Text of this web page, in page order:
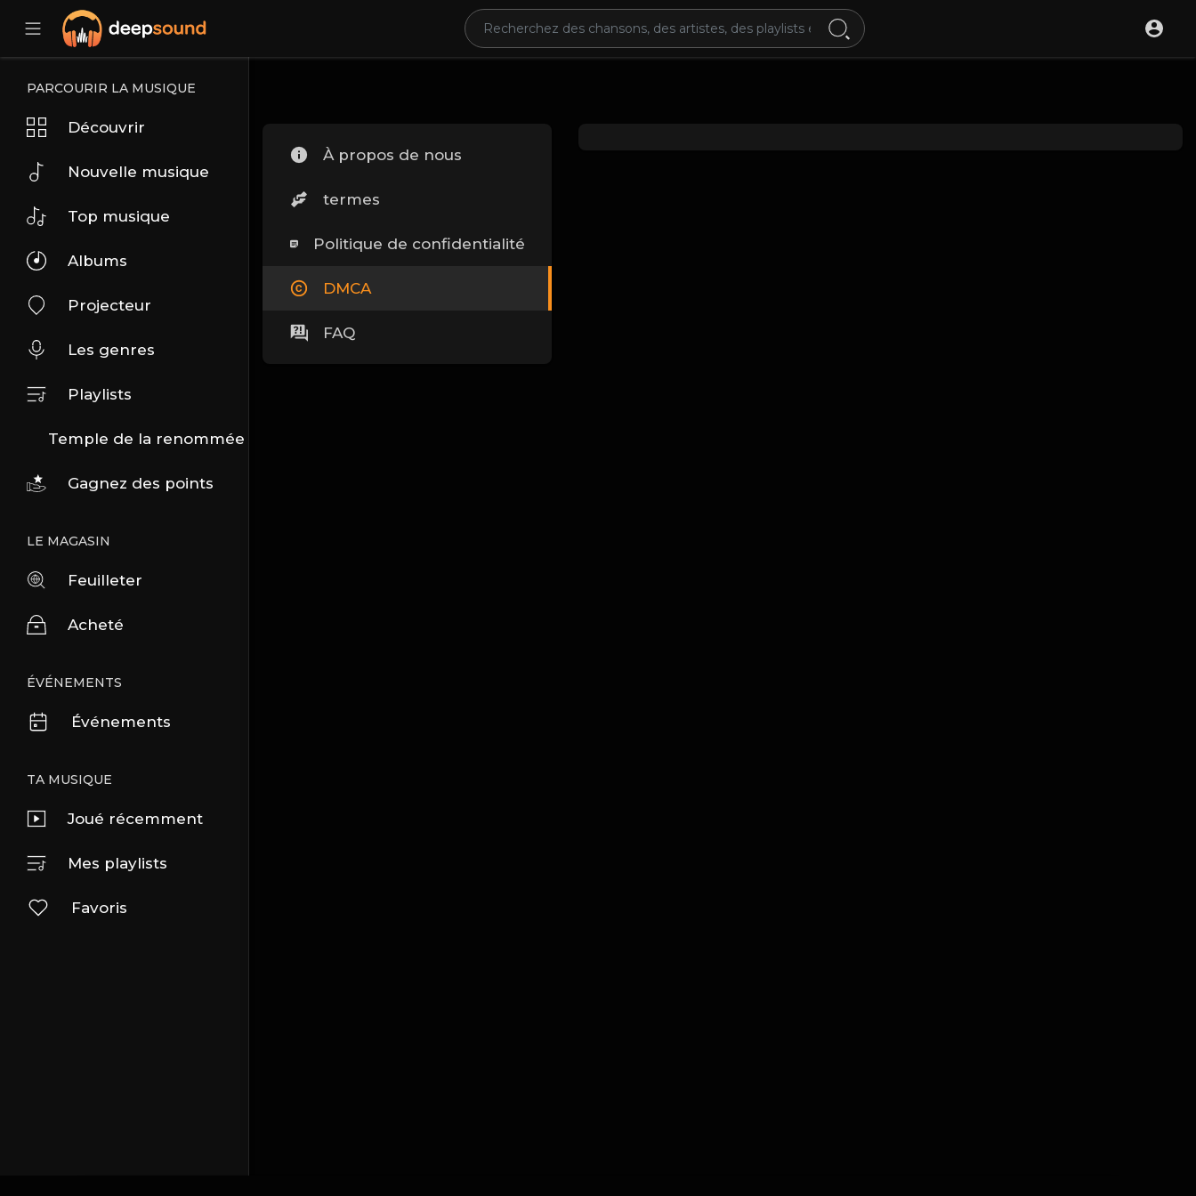
PARCOURIR LA MUSIQUE
Découvrir
Nouvelle musique
Top musique
Albums
Projecteur
Les genres
Playlists
Temple de la renommée
Gagnez des points
LE MAGASIN
Feuilleter
Acheté
ÉVÉNEMENTS
Événements
TA MUSIQUE
Joué récemment
Mes playlists
Favoris
À propos de nous
termes
Politique de confidentialité
DMCA
FAQ